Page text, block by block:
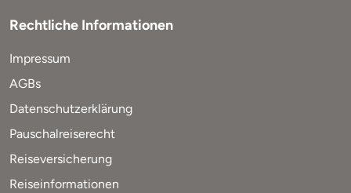
Rechtliche Informationen
Impressum
AGBs
Datenschutzerklärung
Pauschalreiserecht
Reiseversicherung
Reiseinformationen